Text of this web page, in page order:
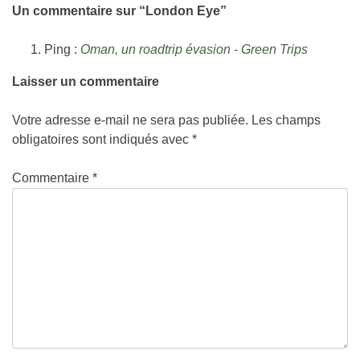
Un commentaire sur “ London Eye”
Ping : Oman, un roadtrip évasion - Green Trips
Laisser un commentaire
Votre adresse e-mail ne sera pas publiée. Les champs
obligatoires sont indiqués avec *
Commentaire *